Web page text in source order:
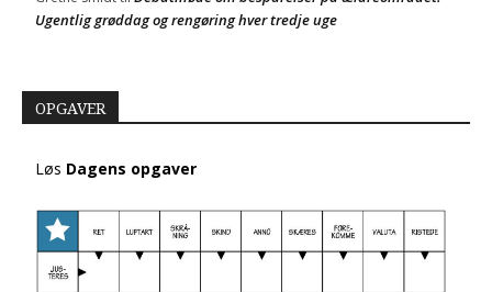
Ugentlig grøddag og rengøring hver tredje uge
OPGAVER
Løs Dagens opgaver